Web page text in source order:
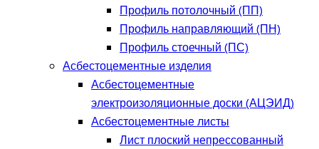
Профиль потолочный (ПП)
Профиль направляющий (ПН)
Профиль стоечный (ПС)
Асбестоцементные изделия
Асбестоцементные
электроизоляционные доски (АЦЭИД)
Асбестоцементные листы
Лист плоский непрессованный